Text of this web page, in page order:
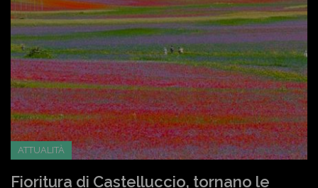
ATTUALITÀ
Fioritura di Castelluccio, tornano le